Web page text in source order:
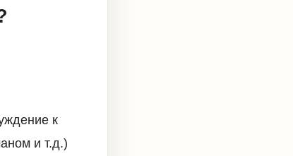
к
и т.д.)